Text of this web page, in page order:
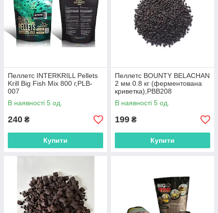
Пеллетс INTERKRILL Pellets
Krill Big Fish Mix 800 г,PLB-
007
В наявності 5 од.
240 ₴
Купити
Пеллетс BOUNTY BELACHAN
2 мм 0.8 кг (ферментована
криветка),PBB208
В наявності 5 од.
199 ₴
Купити